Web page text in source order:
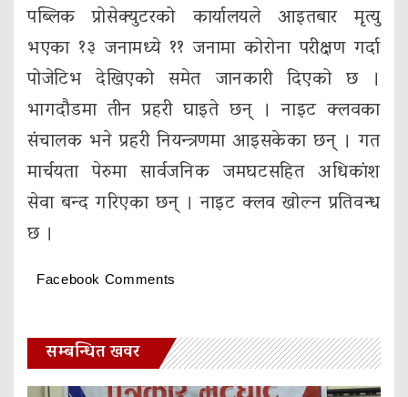
पब्लिक प्रोसेक्युटरको कार्यालयले आइतबार मृत्यु
भएका १३ जनामध्ये ११ जनामा कोरोना परीक्षण गर्दा
पोजेटिभ देखिएको समेत जानकारी दिएको छ ।
भागदौडमा तीन प्रहरी घाइते छन् । नाइट क्लवका
संचालक भने प्रहरी नियन्त्रणमा आइसकेका छन् । गत
मार्चयता पेरुमा सार्वजनिक जमघटसहित अधिकांश
सेवा बन्द गरिएका छन् । नाइट क्लव खोल्न प्रतिवन्ध
छ ।
Facebook Comments
सम्बन्धित खवर